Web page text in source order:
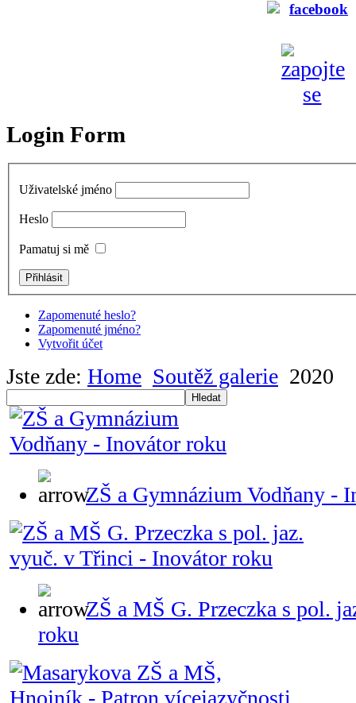
Login Form
Uživatelské jméno
Heslo
Pamatuj si mě
Zapomenuté heslo?
Zapomenuté jméno?
Vytvořit účet
Jste zde: Home Soutěž galerie 2020
Hledat
ZŠ a Gymnázium Vodňany -
ZŠ a MŠ G. Przeczka s pol.
roku